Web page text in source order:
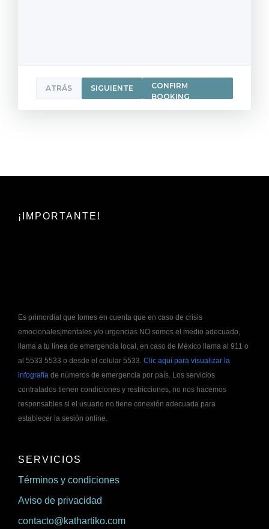
ATRÁS SIGUIENTE
CONFIRM
BOOKING
¡IMPORTANTE!
Es primordial que tomes en cuenta que en caso de crisis
emocionales|mentales y/o urgencias NO somos el medio adecuado,
llama a tu línea de emergencia local, en caso de México llama al 911 o
al 5533 5533 o desde el celular 5533. Clic aquí para visualizar la
infografíade números de emergencia por país. Los servicios
contratados tienen condiciones y restricciones, no nos hacemos
responsables si el usuario no tiene conexión adecuada para
establecer la sesión online.
SERVICIOS
Términos y condiciones
Aviso de privacidad
contacto@kathartiko.com